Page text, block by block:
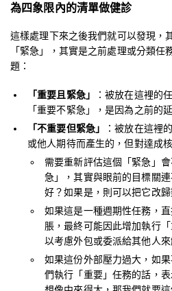
為四象限內的清單做健診
這樣處理下來之後我們就可以發現，
「緊急」，其實是之前處理或分類任
題：
「重要且緊急」
：被放在這裡的
「重要不緊急」，是因為之前的
「不重要但緊急」
：被放在這裡
或他人期待而產生的，但對達成
需要重新評估這個「緊急」
急」，其實與眼前的目標關
好？如果是，則可以把它改
如果這是一種週期性任務，
脹，最終可能因此增加執行
以考慮外包或委派給其他人
如果這份外部壓力過大，如
們執行「重要」任務的話，